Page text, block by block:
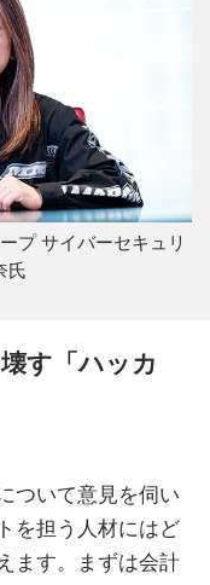
プ サイバーセキュリ
氏
す「ハッカ
ついて意見を伺い
を担う人材にはど
ます。まずは会計